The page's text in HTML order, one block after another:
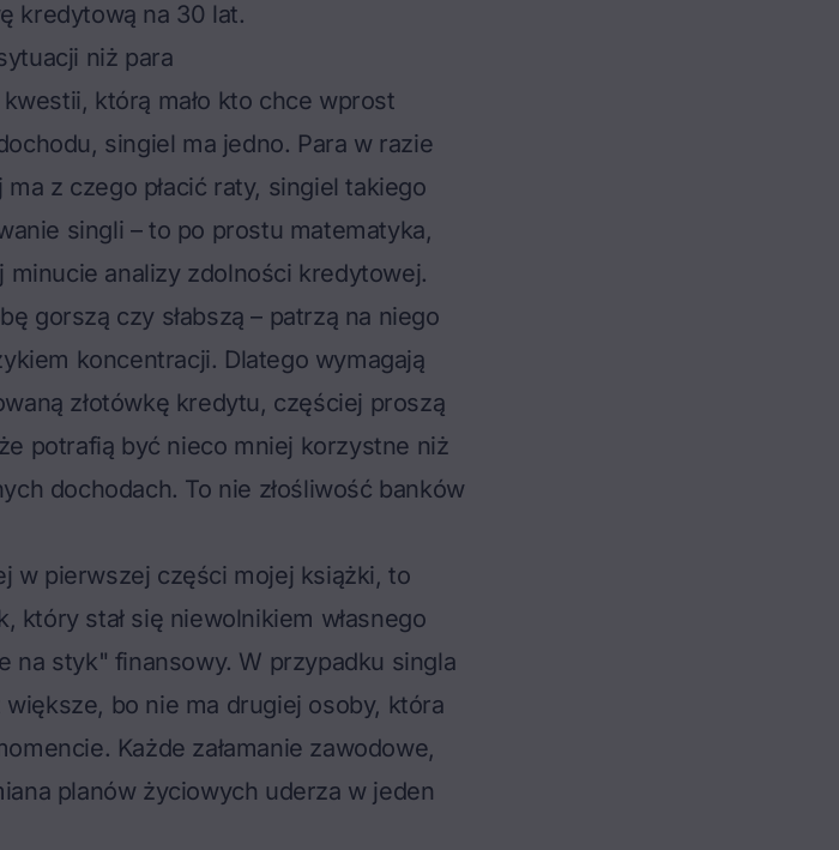
kredytową na 30 lat.
niż para
którą mało kto chce wprost
singiel ma jedno. Para w razie
z czego płacić raty, singiel takiego
singli – to po prostu matematyka,
analizy zdolności kredytowej.
gorszą czy słabszą – patrzą na niego
koncentracji. Dlatego wymagają
złotówkę kredytu, częściej proszą
potrafią być nieco mniej korzystne niż
dochodach. To nie złośliwość banków
w pierwszej części mojej książki, to
który stał się niewolnikiem własnego
na styk" finansowy. W przypadku singla
bo nie ma drugiej osoby, która
Każde załamanie zawodowe,
planów życiowych uderza w jeden